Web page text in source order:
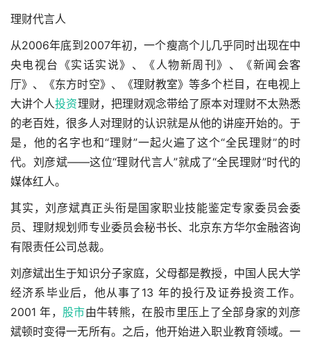
理财代言人
从2006年底到2007年初，一个瘦高个儿几乎同时出现在中
央电视台《实话实说》、《人物新周刊》、《新闻会客
厅》、《东方时空》、《理财教室》等多个栏目，在电视上
大讲个人投资理财，把理财观念带给了原本对理财不太熟悉
的老百姓，很多人对理财的认识就是从他的讲座开始的。于
是，他的名字也和“理财”一起火遍了这个“全民理财”的时
代。刘彦斌——这位“理财代言人”就成了“全民理财”时代的
媒体红人。
其实，刘彦斌真正头衔是国家职业技能鉴定专家委员会委
员、理财规划师专业委员会秘书长、北京东方华尔金融咨询
有限责任公司总裁。
刘彦斌出生于知识分子家庭，父母都是教授，中国人民大学
经济系毕业后，他从事了13 年的投行及证券投资工作。
2001 年， 股市由牛转熊，在股市里压上了全部身家的刘彦
斌顿时变得一无所有。之后，他开始进入职业教育领域。一